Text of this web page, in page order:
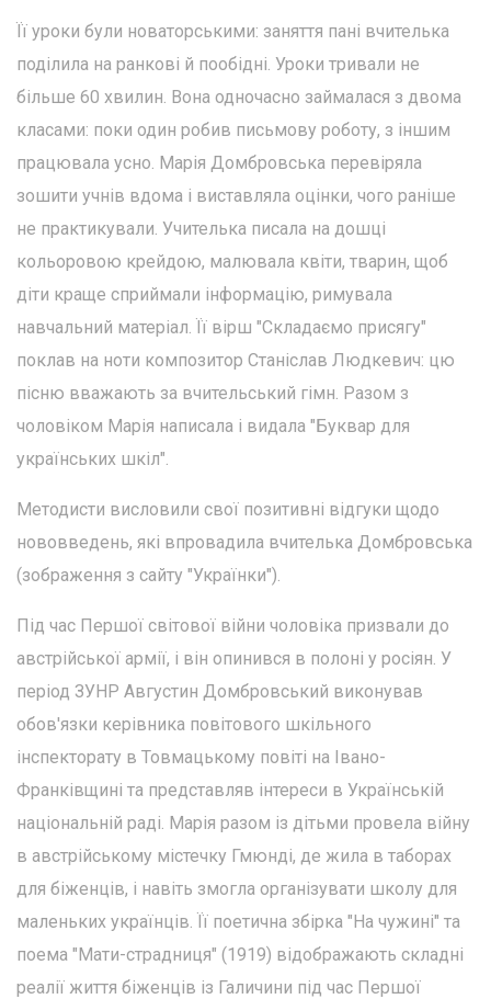
Її уроки були новаторськими: заняття пані вчителька
поділила на ранкові й пообідні. Уроки тривали не
більше 60 хвилин. Вона одночасно займалася з двома
класами: поки один робив письмову роботу, з іншим
працювала усно. Марія Домбровська перевіряла
зошити учнів вдома і виставляла оцінки, чого раніше
не практикували. Учителька писала на дошці
кольоровою крейдою, малювала квіти, тварин, щоб
діти краще сприймали інформацію, римувала
навчальний матеріал. Її вірш "Складаємо присягу"
поклав на ноти композитор Станіслав Людкевич: цю
пісню вважають за вчительський гімн. Разом з
чоловіком Марія написала і видала "Буквар для
українських шкіл".
Методисти висловили свої позитивні відгуки щодо
нововведень, які впровадила вчителька Домбровська
(зображення з сайту "Українки").
Під час Першої світової війни чоловіка призвали до
австрійської армії, і він опинився в полоні у росіян. У
період ЗУНР Августин Домбровський виконував
обов'язки керівника повітового шкільного
інспекторату в Товмацькому повіті на Івано-
Франківщині та представляв інтереси в Українській
національній раді. Марія разом із дітьми провела війну
в австрійському містечку Гмюнді, де жила в таборах
для біженців, і навіть змогла організувати школу для
маленьких українців. Її поетична збірка "На чужині" та
поема "Мати-страдниця" (1919) відображають складні
реалії життя біженців із Галичини під час Першої